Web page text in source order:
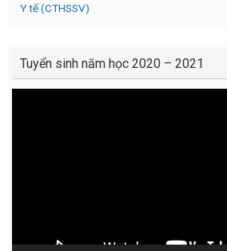
Y tế (CTHSSV)
Tuyển sinh năm học 2020 – 2021